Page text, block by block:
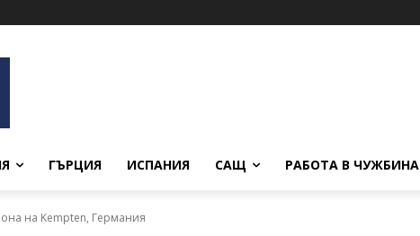
ГЪРЦИЯ ИСПАНИЯ САЩ РАБОТА В ЧУЖБИНА
на Kempten, Германия